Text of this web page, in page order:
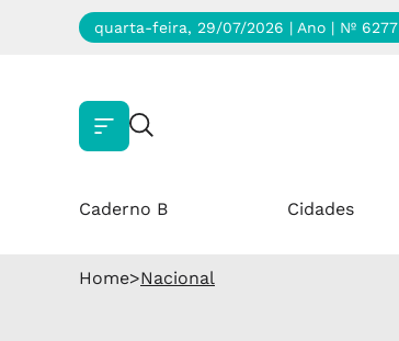
quarta-feira, 29/07/2026 | Ano | Nº 6277
Caderno B Cidades
Home>Nacional